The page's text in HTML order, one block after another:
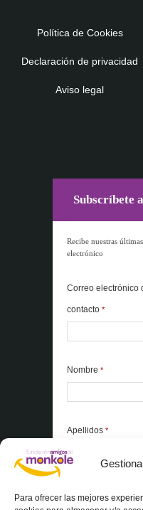
Para ofrecer las mejores
Política de Cookies
Declaración de privacidad
Aviso legal
Subscríbete
Recibe nuestras
electrónico
Correo electrónico
contacto *
Nombre *
Apellidos *
*Elementos